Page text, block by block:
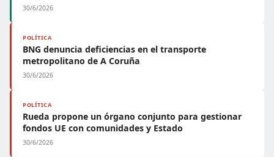
30/6/2026
POLÍTICA
BNG denuncia deficiencias en el transporte
metropolitano de A Coruña
30/6/2026
POLÍTICA
Rueda propone un órgano conjunto para gestionar
fondos UE con comunidades y Estado
30/6/2026